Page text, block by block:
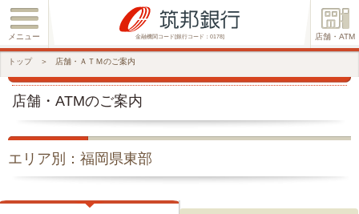
金融機関コード[銀行コード：0178]
メニュー 店舗・ATM
トップ ＞ 店舗・ＡＴＭのご案内
店舗・ATMのご案内
エリア別：福岡県東部